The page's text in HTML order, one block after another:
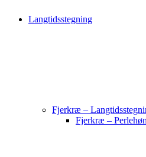
Langtidsstegning
Fjerkræ –
Fjerkræ –